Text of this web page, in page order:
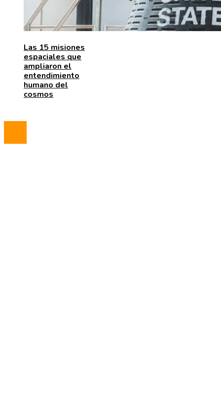
Las 15 misiones
espaciales que
ampliaron el
entendimiento
humano del
cosmos